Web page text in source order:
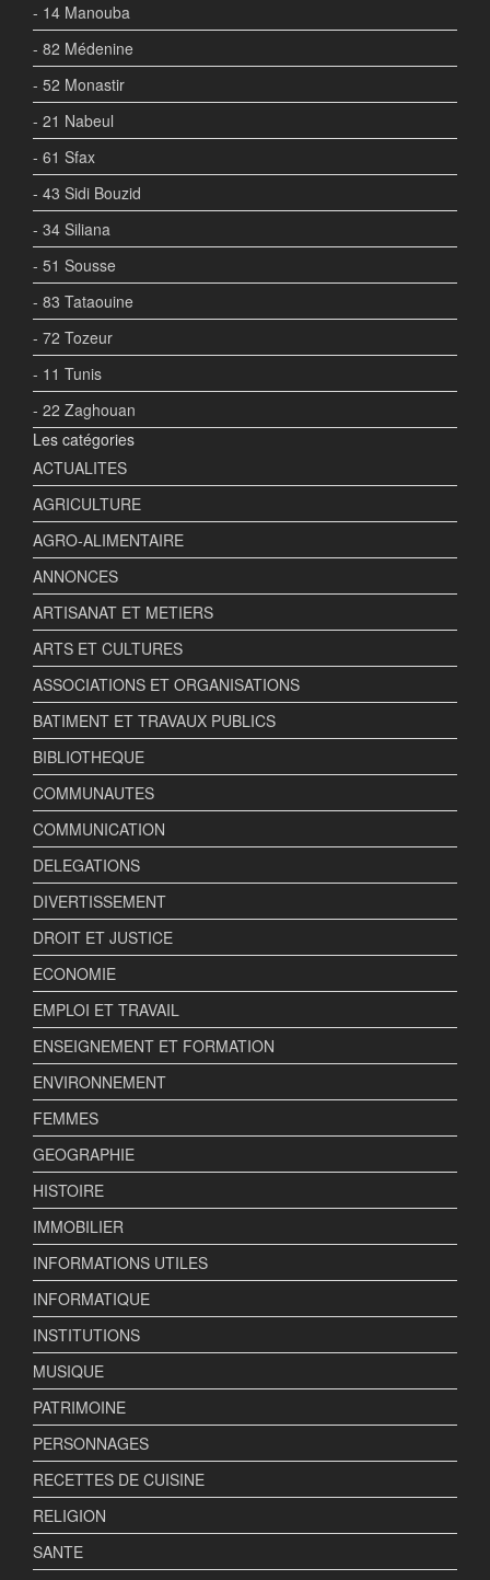
- 14 Manouba
- 82 Médenine
- 52 Monastir
- 21 Nabeul
- 61 Sfax
- 43 Sidi Bouzid
- 34 Siliana
- 51 Sousse
- 83 Tataouine
- 72 Tozeur
- 11 Tunis
- 22 Zaghouan
Les catégories
ACTUALITES
AGRICULTURE
AGRO-ALIMENTAIRE
ANNONCES
ARTISANAT ET METIERS
ARTS ET CULTURES
ASSOCIATIONS ET ORGANISATIONS
BATIMENT ET TRAVAUX PUBLICS
BIBLIOTHEQUE
COMMUNAUTES
COMMUNICATION
DELEGATIONS
DIVERTISSEMENT
DROIT ET JUSTICE
ECONOMIE
EMPLOI ET TRAVAIL
ENSEIGNEMENT ET FORMATION
ENVIRONNEMENT
FEMMES
GEOGRAPHIE
HISTOIRE
IMMOBILIER
INFORMATIONS UTILES
INFORMATIQUE
INSTITUTIONS
MUSIQUE
PATRIMOINE
PERSONNAGES
RECETTES DE CUISINE
RELIGION
SANTE